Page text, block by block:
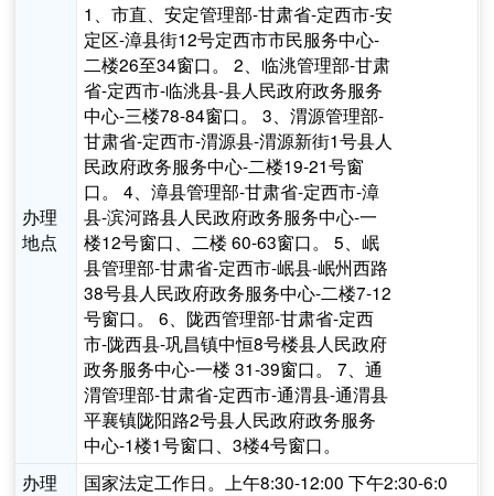
办理
地点
1、市直、安定管理部-甘肃省-定西市-安
定区-漳县街12号定西市市民服务中心-
二楼26至34窗口。 2、临洮管理部-甘肃
省-定西市-临洮县-县人民政府政务服务
中心-三楼78-84窗口。 3、渭源管理部-
甘肃省-定西市-渭源县-渭源新街1号县人
民政府政务服务中心-二楼19-21号窗
口。 4、漳县管理部-甘肃省-定西市-漳
县-滨河路县人民政府政务服务中心-一
楼12号窗口、二楼 60-63窗口。 5、岷
县管理部-甘肃省-定西市-岷县-岷州西路
38号县人民政府政务服务中心-二楼7-12
号窗口。 6、陇西管理部-甘肃省-定西
市-陇西县-巩昌镇中恒8号楼县人民政府
政务服务中心-一楼 31-39窗口。 7、通
渭管理部-甘肃省-定西市-通渭县-通渭县
平襄镇陇阳路2号县人民政府政务服务
中心-1楼1号窗口、3楼4号窗口。
办理
国家法定工作日。上午8:30-12:00 下午2:30-6:0